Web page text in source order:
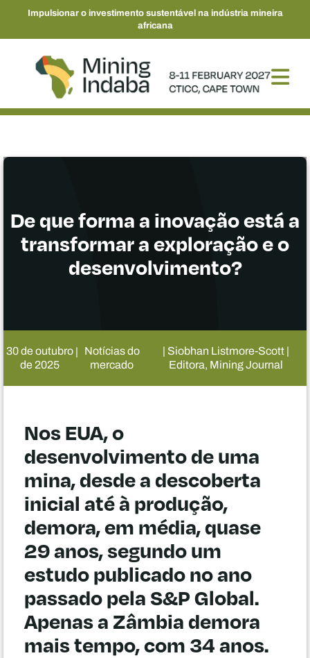
Impulsionar o investimento sustentável na indústria mineira
africana
De que forma a inovação está a
transformar a exploração e o
desenvolvimento?
30 de outubro
de 2025
| Notícias do
mercado
| Siobhan Listmore-Scott |
Editora, Mining Journal
Nos EUA, o
desenvolvimento de uma
mina, desde a descoberta
inicial até à produção,
demora, em média, quase
29 anos, segundo um
estudo publicado no ano
passado pela S&P Global.
Apenas a Zâmbia demora
mais tempo, com 34 anos.